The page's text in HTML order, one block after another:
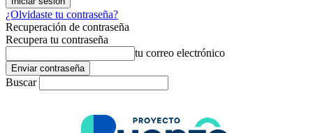
¿Olvidaste tu contraseña?
Recuperación de contraseña
Recupera tu contraseña
tu correo electrónico
Buscar